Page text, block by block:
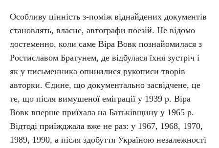
Особливу цінність з-поміж віднайдених документів
становлять, власне, автографи поезій. Не відомо
достеменно, коли саме Віра Вовк познайомилася з
Ростиславом Братунем, де відбулася їхня зустріч і
як у письменника опинилися рукописи творів
авторки. Єдине, що документально засвідчене, це
те, що після вимушеної еміграції у 1939 р. Віра
Вовк вперше приїхала на Батьківщину у 1965 р.
Відтоді приїжджала вже не раз: у 1967, 1968, 1970,
1989, 1990, а після здобуття Україною незалежності